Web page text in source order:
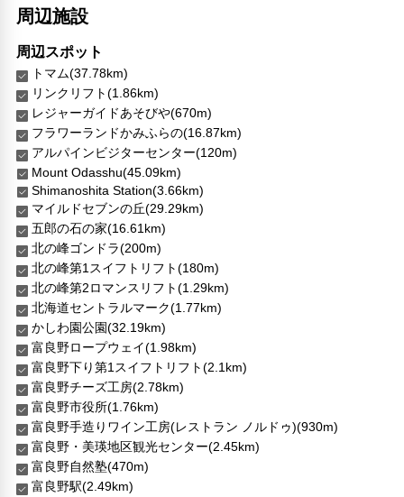
リラックス
サウナ
スパ
喫煙所
スパ/サウナ
子供向け施設・サービス
キッズクラブ
ファミリールーム
家族・お子様に優しい設備
こだわりの設備
温泉
ショップ
館内施設・便利なサービス
荷物預かりサービス
ツアーデスク
コンシェルジュ
コンビニ
館内ショップ
エレベーター
ランドリーサービス
バリアフリー対応
周辺施設
周辺スポット
トマム(37.78km)
リンクリフト(1.86km)
レジャーガイドあそびや(670m)
フラワーランドかみふらの(16.87km)
アルパインビジターセンター(120m)
Mount Odasshu(45.09km)
Shimanoshita Station(3.66km)
マイルドセブンの丘(29.29km)
五郎の石の家(16.61km)
北の峰ゴンドラ(200m)
北の峰第1スイフトリフト(180m)
北の峰第2ロマンスリフト(1.29km)
北海道セントラルマーク(1.77km)
かしわ園公園(32.19km)
富良野ロープウェイ(1.98km)
富良野下り第1スイフトリフト(2.1km)
富良野チーズ工房(2.78km)
富良野市役所(1.76km)
富良野手造りワイン工房(レストラン ノルドゥ)(930m)
富良野・美瑛地区観光センター(2.45km)
富良野自然塾(470m)
富良野駅(2.49km)